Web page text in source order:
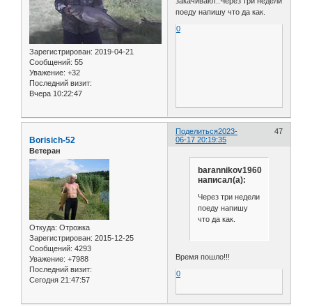
Зарегистрирован: 2019-04-21
Сообщений: 55
Уважение: +32
Последний визит:
Вчера 10:22:47
поеду напишу что да как.
0
Поделиться 47
2023-
06-17 20:19:35
Borisich-52
Ветеран
Откуда: Отрожка
Зарегистрирован: 2015-12-25
Сообщений: 4293
Уважение: +7988
Последний визит:
Сегодня 21:47:57
barannikov1960
написал(а):
Через три недели
поеду напишу
что да как.
Время пошло!!!
0